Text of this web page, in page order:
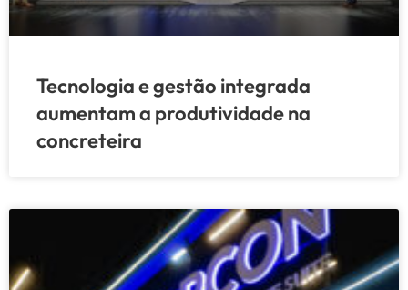
Tecnologia e gestão integrada
aumentam a produtividade na
concreteira